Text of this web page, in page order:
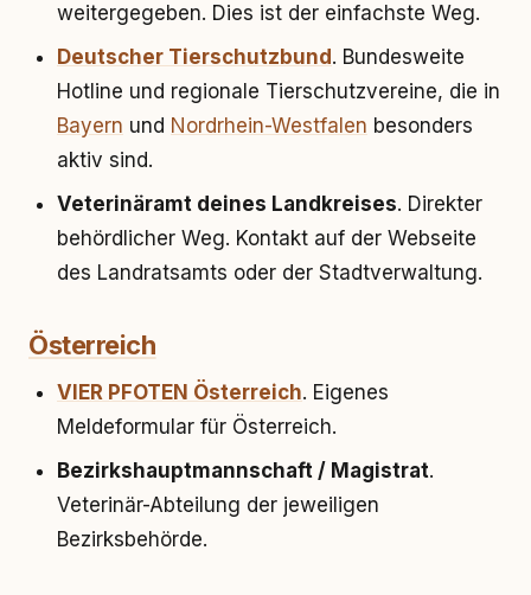
weitergegeben. Dies ist der einfachste Weg.
Deutscher Tierschutzbund . Bundesweite
Hotline und regionale Tierschutzvereine, die in
Bayern und Nordrhein-Westfalen besonders
aktiv sind.
Veterinäramt deines Landkreises. Direkter
behördlicher Weg. Kontakt auf der Webseite
des Landratsamts oder der Stadtverwaltung.
Österreich
VIER PFOTEN Österreich. Eigenes
Meldeformular für Österreich.
Bezirkshauptmannschaft / Magistrat.
Veterinär-Abteilung der jeweiligen
Bezirksbehörde.